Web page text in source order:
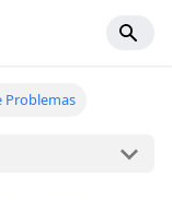
Problemas